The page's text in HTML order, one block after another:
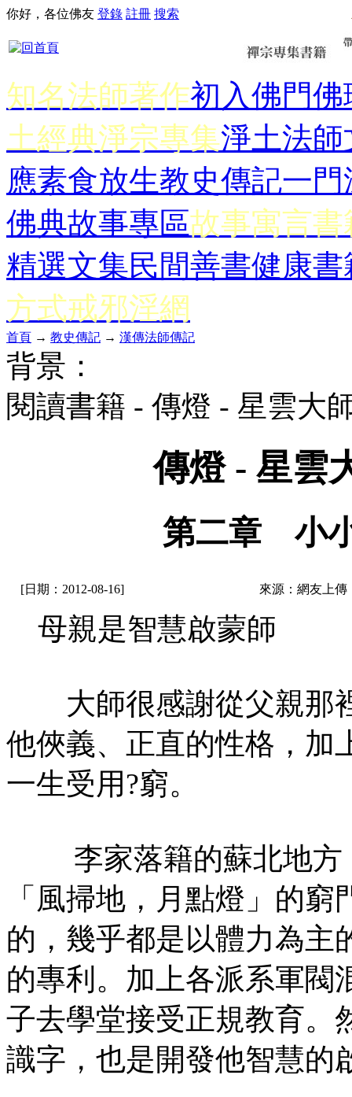
你好，各位佛友 登錄 註冊 搜索
知名法師著作初入佛門佛
土經典淨宗專集淨土法師
應素食放生教史傳記一門
佛典故事專區故事寓言書
精選文集民間善書健康書
方式戒邪淫網
首頁 → 教史傳記 → 漢傳法師傳記
背景：
閱讀書籍 - 傳燈 - 星雲
傳燈 - 星雲
第二章 小
[日期：2012-08-16] 來源：網友上
母親是智慧啟蒙師
大師很感謝從父親那
他俠義、正直的性格，加
一生受用?窮。
李家落籍的蘇北地方
「風掃地，月點燈」的
的，幾乎都是以體力為主
的專利。加上各派系軍閥
子去學堂接受正規教育。
識字，也是開發他智慧的